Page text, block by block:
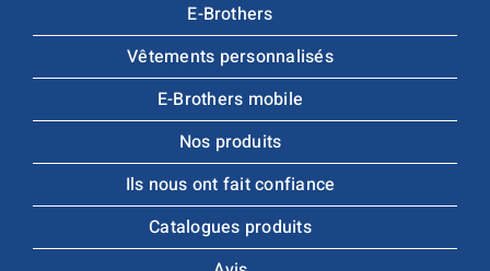
E-Brothers
Vêtements personnalisés
E-Brothers mobile
Nos produits
Ils nous ont fait confiance
Catalogues produits